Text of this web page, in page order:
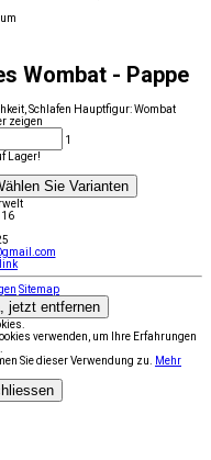
Wombat - Pappe
Schlafen Hauptfigur: Wombat
zeigen
1
Lager!
Sie Varianten
Sitemap
jetzt entfernen
verwenden, um Ihre Erfahrungen
Sie dieser Verwendung zu.
Mehr